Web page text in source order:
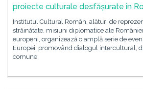
proiecte culturale desfășurate în
Institutul Cultural Român, alături de
străinătate, misiuni diplomatice ale
europeni, organizează o amplă serie de
Europei, promovând dialogul intercultural,
comune